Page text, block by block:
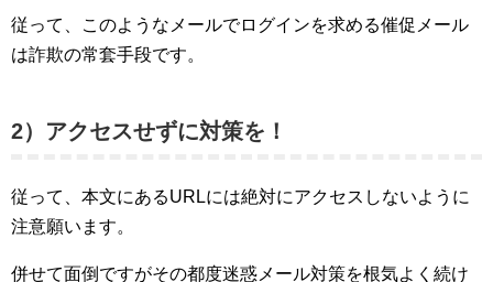
従って、このようなメールでログインを求める催促メール
は詐欺の常套手段です。
2）アクセスせずに対策を！
従って、本文にあるURLには絶対にアクセスしないように
注意願います。
併せて面倒ですがその都度迷惑メール対策を根気よく続け